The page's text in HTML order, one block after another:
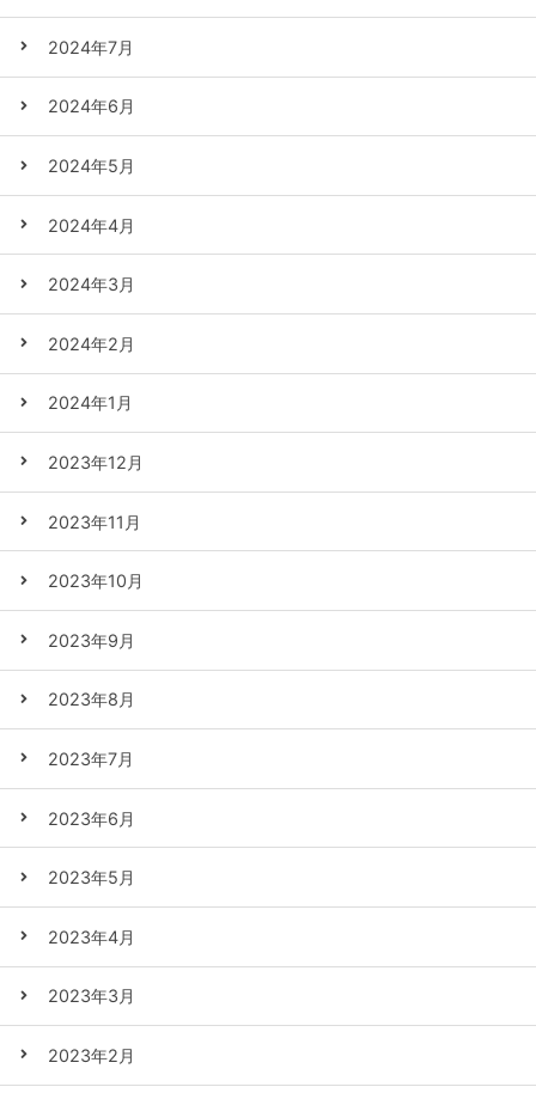
2024年7月
2024年6月
2024年5月
2024年4月
2024年3月
2024年2月
2024年1月
2023年12月
2023年11月
2023年10月
2023年9月
2023年8月
2023年7月
2023年6月
2023年5月
2023年4月
2023年3月
2023年2月